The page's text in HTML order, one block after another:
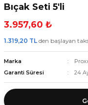
Bıçak Seti 5'li
3.957,60 ₺
1.319,20 TL den başlayan
Marka
Garanti Süresi
24